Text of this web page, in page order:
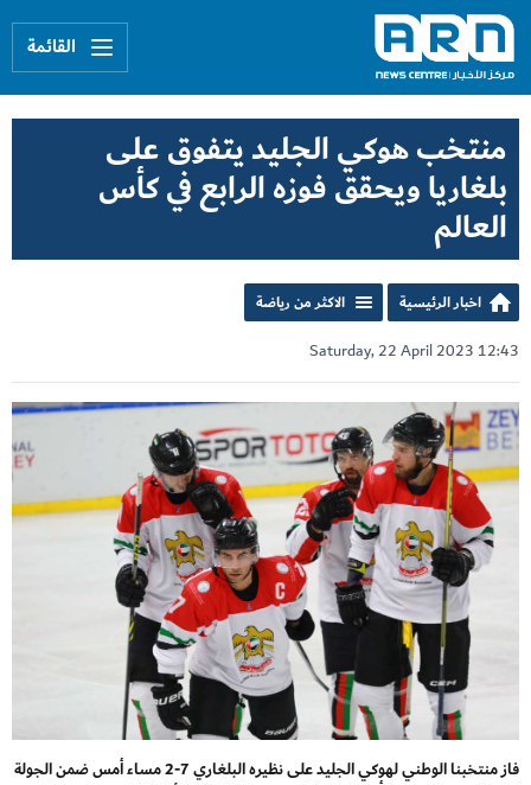
القائمة
منتخب هوكي الجليد يتفوق على
بلغاريا ويحقق فوزه الرابع في كأس
العالم
اخبار الرئيسية
الاكثر من رياضة
Saturday, 22 April 2023 12:43
فاز منتخبنا الوطني لهوكي الجليد على نظيره البلغاري 7-2 مساء أمس ضمن الجولة